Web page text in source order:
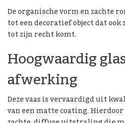
De organische vorm en zachte
tot een decoratief object dat
tot zijn recht komt.
Hoogwaardig
afwerking
Deze vaas is vervaardigd uit
van een matte coating.